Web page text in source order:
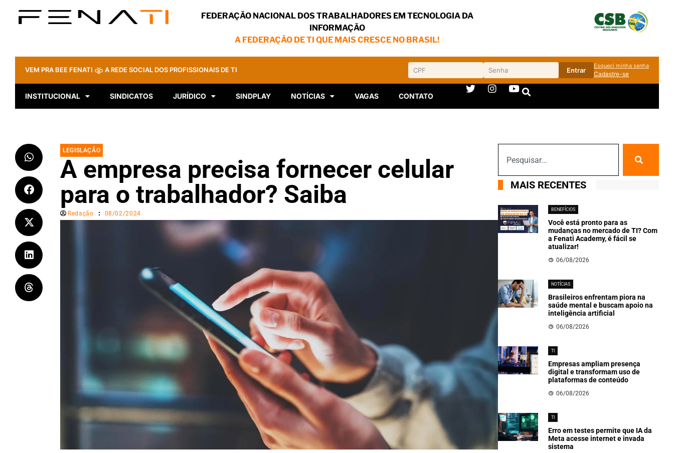
FEDERAÇÃO NACIONAL DOS TRABALHADORES EM TECNOLOGIA DA
INFORMAÇÃO
A FEDERAÇÃO DE TI QUE MAIS CRESCE NO BRASIL!
VEM PRA BEE FENATI A REDE SOCIAL DOS PROFISSIONAIS DE TI Entrar
Esqueci minha senha
Cadastre-se
INSTITUCIONAL SINDICATOS JURÍDICO SINDPLAY NOTÍCIAS VAGAS CONTATO
LEGISLAÇÃO
A empresa precisa fornecer celular
para o trabalhador? Saiba
Redação 08/02/2024
MAIS RECENTES
BENEFÍCIOS
Você está pronto para as
mudanças no mercado de TI? Com
a Fenati Academy, é fácil se
atualizar!
06/08/2026
NOTÍCIAS
Brasileiros enfrentam piora na
saúde mental e buscam apoio na
inteligência artificial
06/08/2026
TI
Empresas ampliam presença
digital e transformam uso de
plataformas de conteúdo
06/08/2026
TI
Erro em testes permite que IA da
Meta acesse internet e invada
sistema